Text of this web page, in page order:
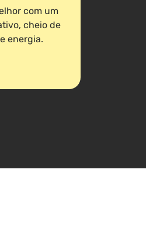
com um
cheio de
energia.